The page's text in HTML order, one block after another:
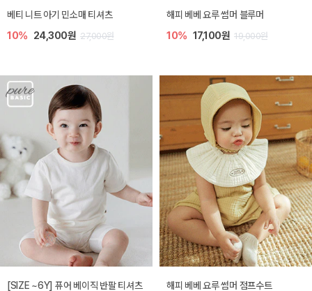
베티 니트 아기 민소매 티셔츠
10% 24,300원 27,000원
해피 베베 요루 썸머 블루머
10% 17,100원 19,000원
[SIZE ~6Y] 퓨어 베이직 반팔 티셔츠 해피 베베 요루 썸머 점프수트